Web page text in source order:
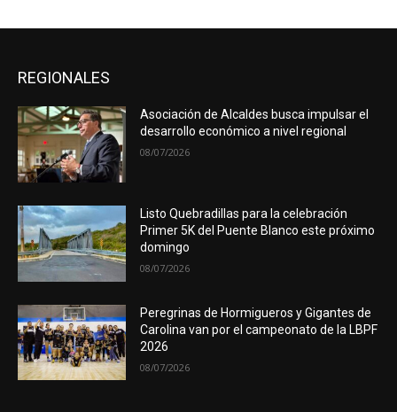
REGIONALES
Asociación de Alcaldes busca impulsar el
desarrollo económico a nivel regional
08/07/2026
Listo Quebradillas para la celebración
Primer 5K del Puente Blanco este próximo
domingo
08/07/2026
Peregrinas de Hormigueros y Gigantes de
Carolina van por el campeonato de la LBPF
2026
08/07/2026